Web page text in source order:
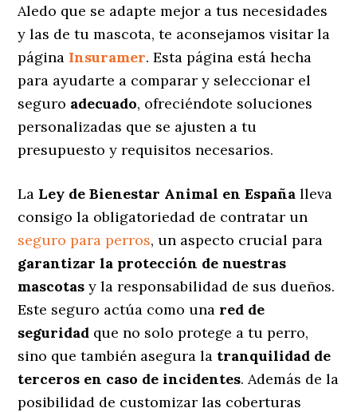
Aledo que se adapte mejor a tus necesidades
y las de tu mascota, te aconsejamos visitar la
página Insuramer. Esta página está hecha
para ayudarte a comparar y seleccionar el
seguro adecuado, ofreciéndote soluciones
personalizadas que se ajusten a tu
presupuesto y requisitos necesarios.
La Ley de Bienestar Animal en España lleva
consigo la obligatoriedad de contratar un
seguro para perros, un aspecto crucial para
garantizar la protección de nuestras
mascotas y la responsabilidad de sus dueños.
Este seguro actúa como una red de
seguridad que no solo protege a tu perro,
sino que también asegura la tranquilidad de
terceros en caso de incidentes. Además de la
posibilidad de customizar las coberturas